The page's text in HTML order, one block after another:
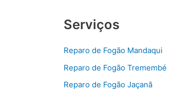
Serviços
Reparo de Fogão Mandaqui
Reparo de Fogão Tremembé
Reparo de Fogão Jaçanã